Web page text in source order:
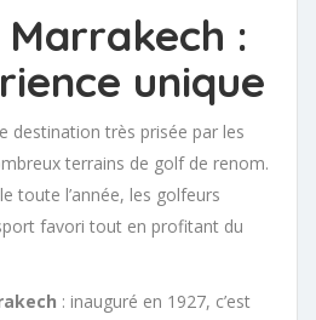
:
unique
destination très prisée par les
terrains de golf de renom.
toute l’année, les golfeurs
favori tout en profitant du
: inauguré en 1927, c’est